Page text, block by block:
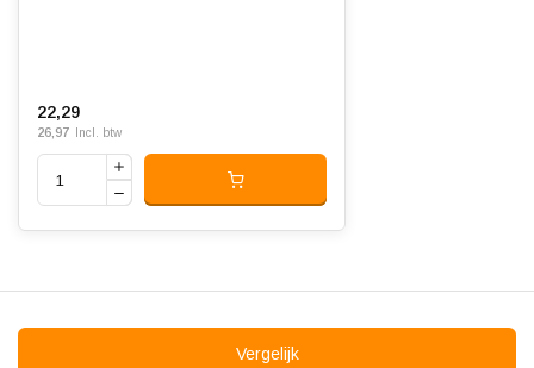
22,29
26,97 Incl. btw
Vergelijk